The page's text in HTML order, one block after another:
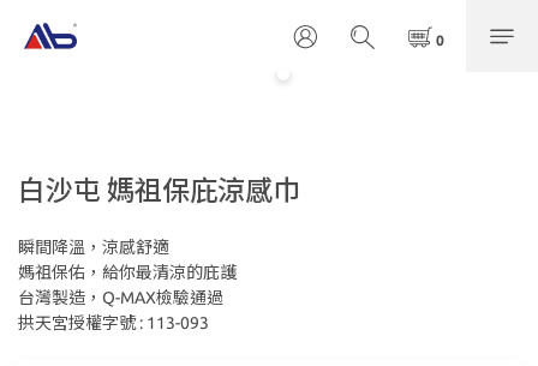
白沙屯 媽祖保庇涼感巾
瞬間降溫，涼感舒適
媽祖保佑，給你最清涼的庇護
台灣製造，Q-MAX檢驗通過
拱天宮授權字號 : 113-093